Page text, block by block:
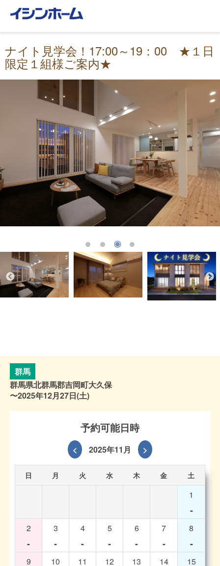
ナイト見学会！17:00～19：00 ★１日
限定１組様ご案内★
群馬
群馬県北群馬郡吉岡町大久保
〜2025年12月27日(土)
予約可能日時
< 2025年11月 >
日 月 火 水 木 金 土
1
-
2
-
3
-
4
-
5
-
6
-
7
-
8
-
9 10 11 12 13 14 15